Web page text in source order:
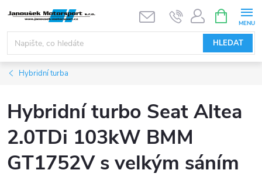
obsah
HLEDAT
NÁKUPNÍ
KOŠÍK
Hybridní turba
Hybridní turbo Seat Altea
2.0TDi 103kW BMM
GT1752V s velkým sáním